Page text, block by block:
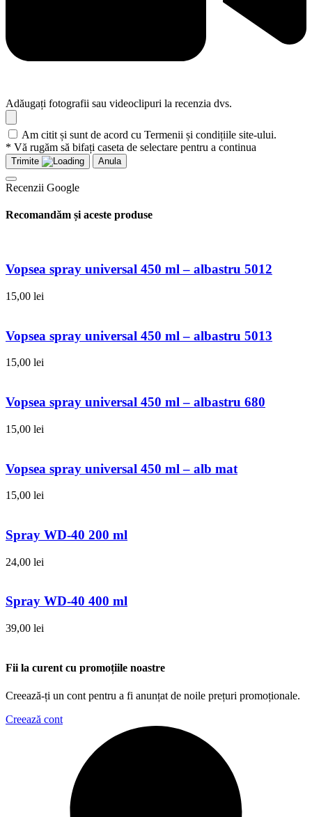
Adăugați fotografii sau videoclipuri la recenzia dvs.
Am citit și sunt de acord cu Termenii și condițiile site-ului.
* Vă rugăm să bifați caseta de selectare pentru a continua
Trimite Anula
Recenzii Google
Recomandăm și aceste produse
Vopsea spray universal 450 ml – albastru 5012
15,00 lei
Vopsea spray universal 450 ml – albastru 5013
15,00 lei
Vopsea spray universal 450 ml – albastru 680
15,00 lei
Vopsea spray universal 450 ml – alb mat
15,00 lei
Spray WD-40 200 ml
24,00 lei
Spray WD-40 400 ml
39,00 lei
Fii la curent cu promoțiile noastre
Creează-ți un cont pentru a fi anunțat de noile prețuri promoționale.
Creează cont